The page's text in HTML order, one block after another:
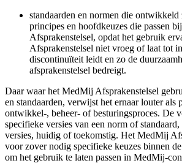
standaarden en normen die
principes en hoofdkeuzes die passen
Afsprakenstelsel, opdat het gebruik
Afsprakenstelsel niet vroeg of laat tot
discontinuïteit leidt en zo de
afsprakenstelsel bedreigt.
Daar waar het MedMij Afsprakenstelsel
en standaarden, verwijst het ernaar louter als
ontwikkel-, beheer- of besturingsproces. De
specifieke versies van een norm of standaard,
versies, huidig of toekomstig. Het MedMij
voor zover nodig specifieke keuzes binnen
om het gebruik te laten passen in MedMij-